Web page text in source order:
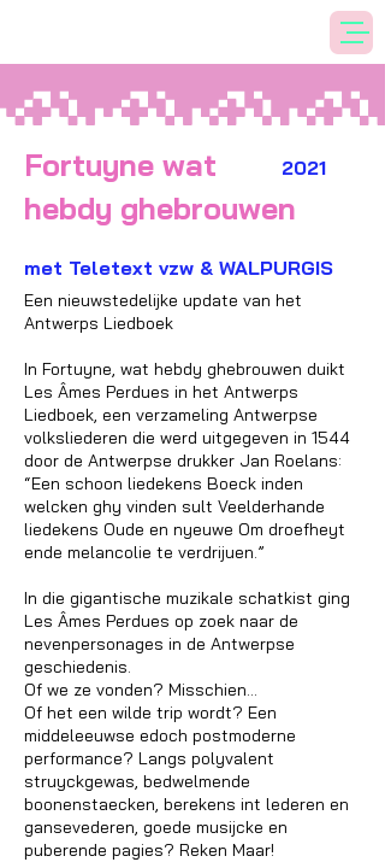
Fortuyne wat
hebdy ghebrouwen
2021
met Teletext vzw & WALPURGIS
Een nieuwstedelijke update van het
Antwerps Liedboek
In Fortuyne, wat hebdy ghebrouwen duikt
Les Âmes Perdues in het Antwerps
Liedboek, een verzameling Antwerpse
volksliederen die werd uitgegeven in 1544
door de Antwerpse drukker Jan Roelans:
“Een schoon liedekens Boeck inden
welcken ghy vinden sult Veelderhande
liedekens Oude en nyeuwe Om droefheyt
ende melancolie te verdrijuen.”
In die gigantische muzikale schatkist ging
Les Âmes Perdues op zoek naar de
nevenpersonages in de Antwerpse
geschiedenis.
Of we ze vonden? Misschien…
Of het een wilde trip wordt? Een
middeleeuwse edoch postmoderne
performance? Langs polyvalent
struyckgewas, bedwelmende
boonenstaecken, berekens int lederen en
gansevederen, goede musijcke en
puberende pagies? Reken Maar!